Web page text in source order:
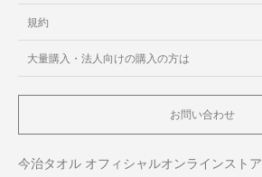
規約
大量購入・法人向けの購入の方は
お問い合わせ
今治タオル オフィシャルオンラインストア